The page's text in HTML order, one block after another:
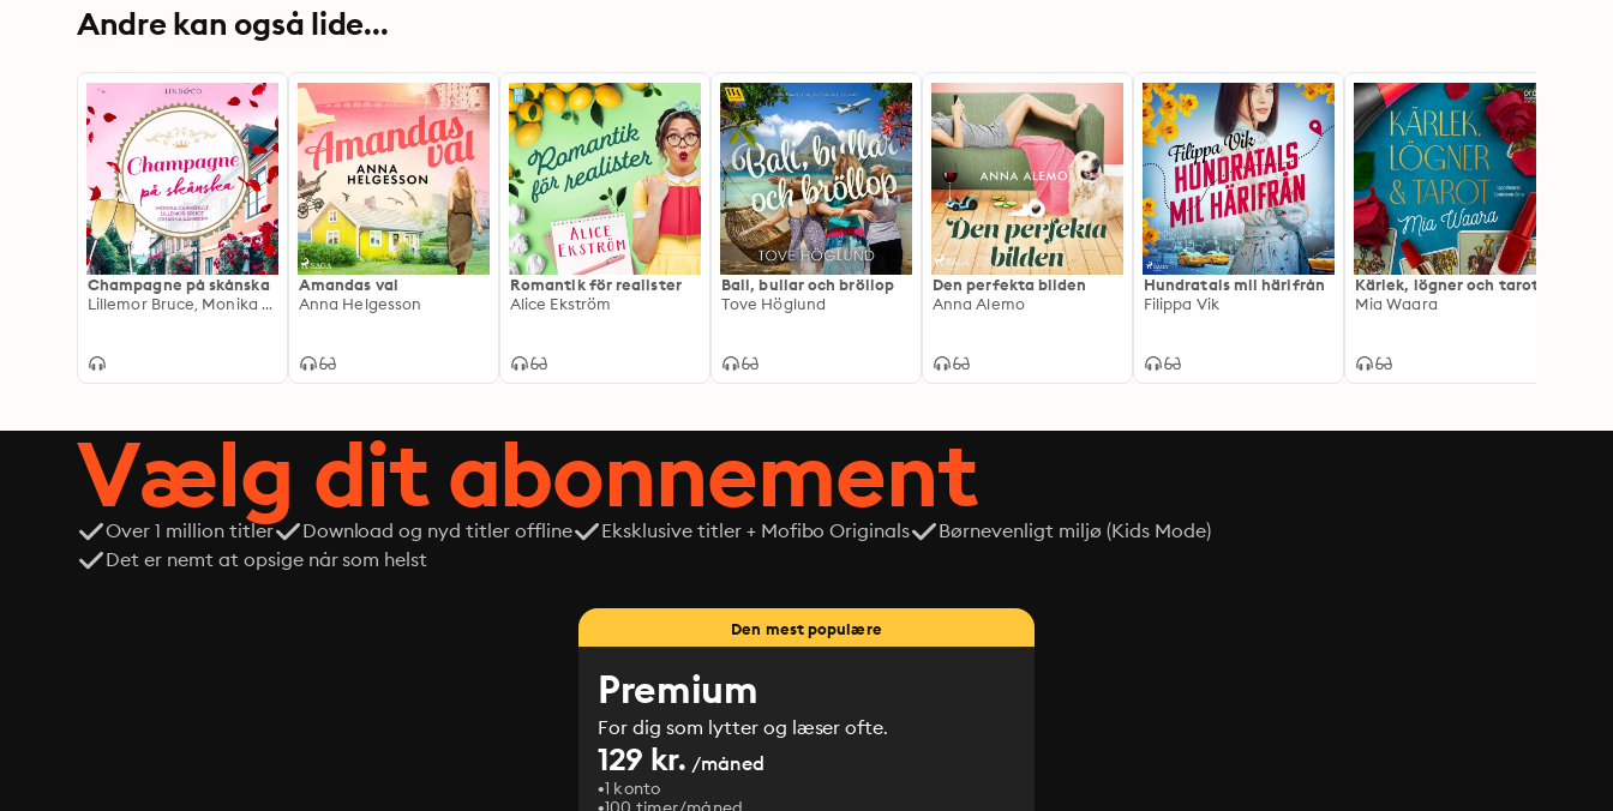
Andre kan også lide...
Champagne på skånska
Lillemor Bruce, Monika Carnehult, Johanna Aamisepp
Amandas val
Anna Helgesson
Romantik för realister
Alice Ekström
Bali, bullar och bröllop
Tove Höglund
Den perfekta bilden
Anna Alemo
Hundratals mil härifrån
Filippa Vik
Kärlek, lögner och tarot
Mia Waara
Vælg dit abonnement
Over 1 million titler Download og nyd titler offline Eksklusive titler + Mofibo Originals
Børnevenligt miljø (Kids Mode)
Det er nemt at opsige når som helst
Den mest populære
Premium
For dig som lytter og læser ofte.
129 kr. /måned
1 konto